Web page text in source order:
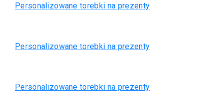
Personalizowane torebki na prezenty
Personalizowane torebki na prezenty
Personalizowane torebki na prezenty